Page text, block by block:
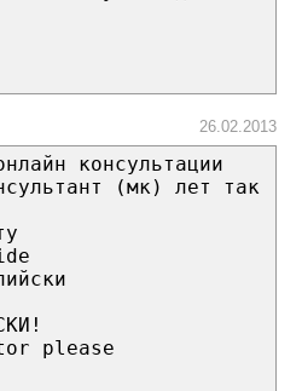
26.02.2013
консультации
(мк) лет так
please